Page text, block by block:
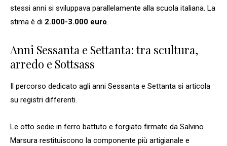
stessi anni si sviluppava parallelamente alla scuola italiana. La
stima è di 2.000-3.000 euro.
Anni Sessanta e Settanta: tra scultura,
arredo e Sottsass
Il percorso dedicato agli anni Sessanta e Settanta si articola
su registri differenti.
Le otto sedie in ferro battuto e forgiato firmate da Salvino
Marsura restituiscono la componente più artigianale e